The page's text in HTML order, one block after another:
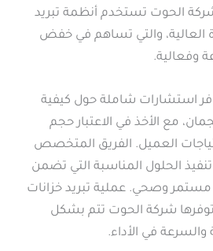
الحوت تستخدم أنظمة تبريد
العالية، والتي تساهم في خفض
وفعالية.
استشارات شاملة حول كيفية
مع الأخذ في الاعتبار حجم
العميل. الفريق المتخصص
الحلول المناسبة التي تضمن
مستمر وصحي. عملية تبريد خزانات
توفرها شركة الحوت تتم بشكل
والسرعة في الأداء.